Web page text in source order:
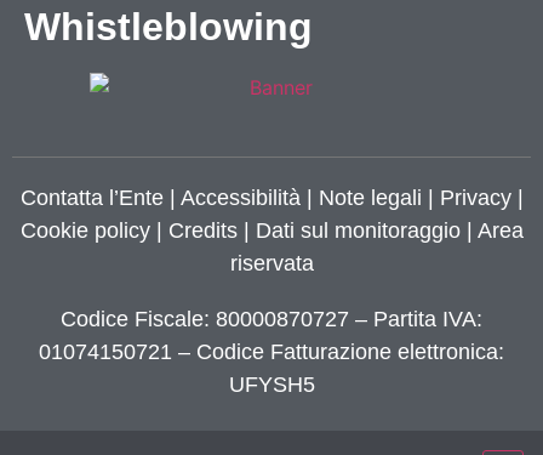
Whistleblowing
Contatta l’Ente| Accessibilità | Note legali | Privacy|
Cookie policy| Credits| Dati sul monitoraggio | Area
riservata
Codice Fiscale: 80000870727 – Partita IVA:
01074150721 – Codice Fatturazione elettronica:
UFYSH5